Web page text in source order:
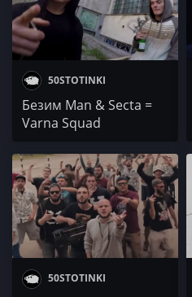
50STOTINKI
Безим Man & Secta =
Varna Squad
50STOTINKI